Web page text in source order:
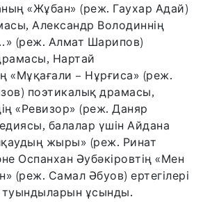
«Жұбан» (реж. Гаухар Адай)
Александр Володиннің
(реж. Алмат Шарипов)
Нартай
«Мұқағали – Нұрғиса» (реж.
поэтикалық драмасы,
«Ревизор» (реж. Даняр
балалар үшін Айдана
жыры» (реж. Ринат
Оспанхан Әубәкіровтің «Мен
(реж. Самал Әбуов) ертегілері
ұсынды.